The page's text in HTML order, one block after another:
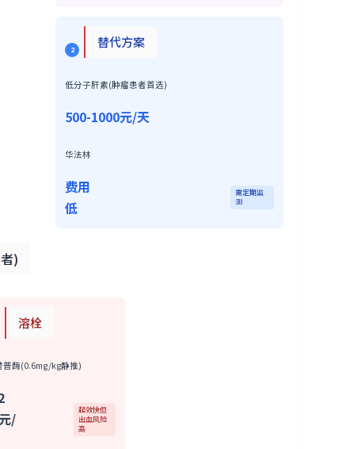
2 替代方案
低分子肝素(肿瘤患者首选)
500-1000元/天
华法林
费用
低
需定期监
测
)
溶栓
普酶(0.6mg/kg静推)
/
起效快但
出血风险
高